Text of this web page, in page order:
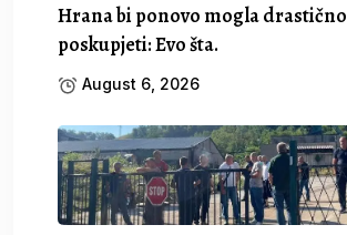
Hrana bi ponovo mogla drastično
poskupjeti: Evo šta.
August 6, 2026